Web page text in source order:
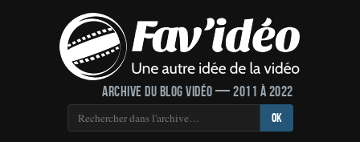
Archive du blog vidéo — 2011 à 2022
OK